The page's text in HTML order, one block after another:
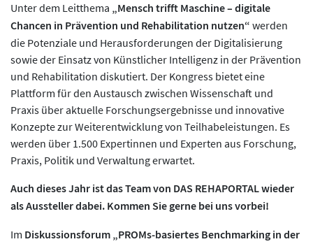
Unter dem Leitthema „Mensch trifft Maschine – digitale
Chancen in Prävention und Rehabilitation nutzen“ werden
die Potenziale und Herausforderungen der Digitalisierung
sowie der Einsatz von Künstlicher Intelligenz in der Prävention
und Rehabilitation diskutiert. Der Kongress bietet eine
Plattform für den Austausch zwischen Wissenschaft und
Praxis über aktuelle Forschungsergebnisse und innovative
Konzepte zur Weiterentwicklung von Teilhabeleistungen. Es
werden über 1.500 Expertinnen und Experten aus Forschung,
Praxis, Politik und Verwaltung erwartet.
Auch dieses Jahr ist das Team von DAS REHAPORTAL wieder
als Aussteller dabei. Kommen Sie gerne bei uns vorbei!
Im Diskussionsforum „PROMs-basiertes Benchmarking in der